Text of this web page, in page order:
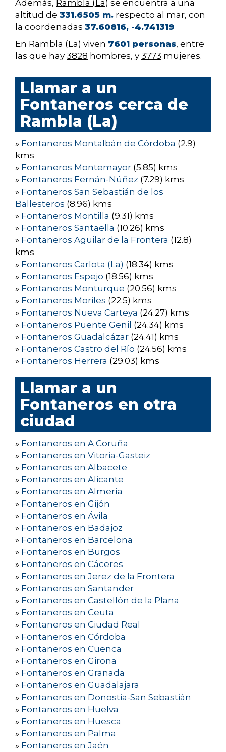
Además, Rambla (La) se encuentra a una
altitud de 331.6505 m. respecto al mar, con
la coordenadas 37.60816, -4.741319
En Rambla (La) viven 7601 personas, entre
las que hay 3828 hombres, y 3773 mujeres.
Llamar a un
Fontaneros cerca de
Rambla (La)
» Fontaneros Montalbán de Córdoba (2.9)
kms
» Fontaneros Montemayor (5.85) kms
» Fontaneros Fernán-Núñez (7.29) kms
» Fontaneros San Sebastián de los
Ballesteros (8.96) kms
» Fontaneros Montilla (9.31) kms
» Fontaneros Santaella (10.26) kms
» Fontaneros Aguilar de la Frontera (12.8)
kms
» Fontaneros Carlota (La) (18.34) kms
» Fontaneros Espejo (18.56) kms
» Fontaneros Monturque (20.56) kms
» Fontaneros Moriles (22.5) kms
» Fontaneros Nueva Carteya (24.27) kms
» Fontaneros Puente Genil (24.34) kms
» Fontaneros Guadalcázar (24.41) kms
» Fontaneros Castro del Río (24.56) kms
» Fontaneros Herrera (29.03) kms
Llamar a un
Fontaneros en otra
ciudad
» Fontaneros en A Coruña
» Fontaneros en Vitoria-Gasteiz
» Fontaneros en Albacete
» Fontaneros en Alicante
» Fontaneros en Almería
» Fontaneros en Gijón
» Fontaneros en Ávila
» Fontaneros en Badajoz
» Fontaneros en Barcelona
» Fontaneros en Burgos
» Fontaneros en Cáceres
» Fontaneros en Jerez de la Frontera
» Fontaneros en Santander
» Fontaneros en Castellón de la Plana
» Fontaneros en Ceuta
» Fontaneros en Ciudad Real
» Fontaneros en Córdoba
» Fontaneros en Cuenca
» Fontaneros en Girona
» Fontaneros en Granada
» Fontaneros en Guadalajara
» Fontaneros en Donostia-San Sebastián
» Fontaneros en Huelva
» Fontaneros en Huesca
» Fontaneros en Palma
» Fontaneros en Jaén